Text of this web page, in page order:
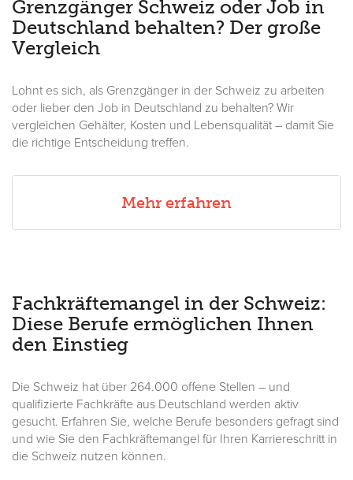
Grenzgänger Schweiz oder Job in
Deutschland behalten? Der große
Vergleich
Lohnt es sich, als Grenzgänger in der Schweiz zu arbeiten
oder lieber den Job in Deutschland zu behalten? Wir
vergleichen Gehälter, Kosten und Lebensqualität – damit Sie
die richtige Entscheidung treffen.
Mehr erfahren
Fachkräftemangel in der Schweiz:
Diese Berufe ermöglichen Ihnen
den Einstieg
Die Schweiz hat über 264.000 offene Stellen – und
qualifizierte Fachkräfte aus Deutschland werden aktiv
gesucht. Erfahren Sie, welche Berufe besonders gefragt sind
und wie Sie den Fachkräftemangel für Ihren Karriereschritt in
die Schweiz nutzen können.